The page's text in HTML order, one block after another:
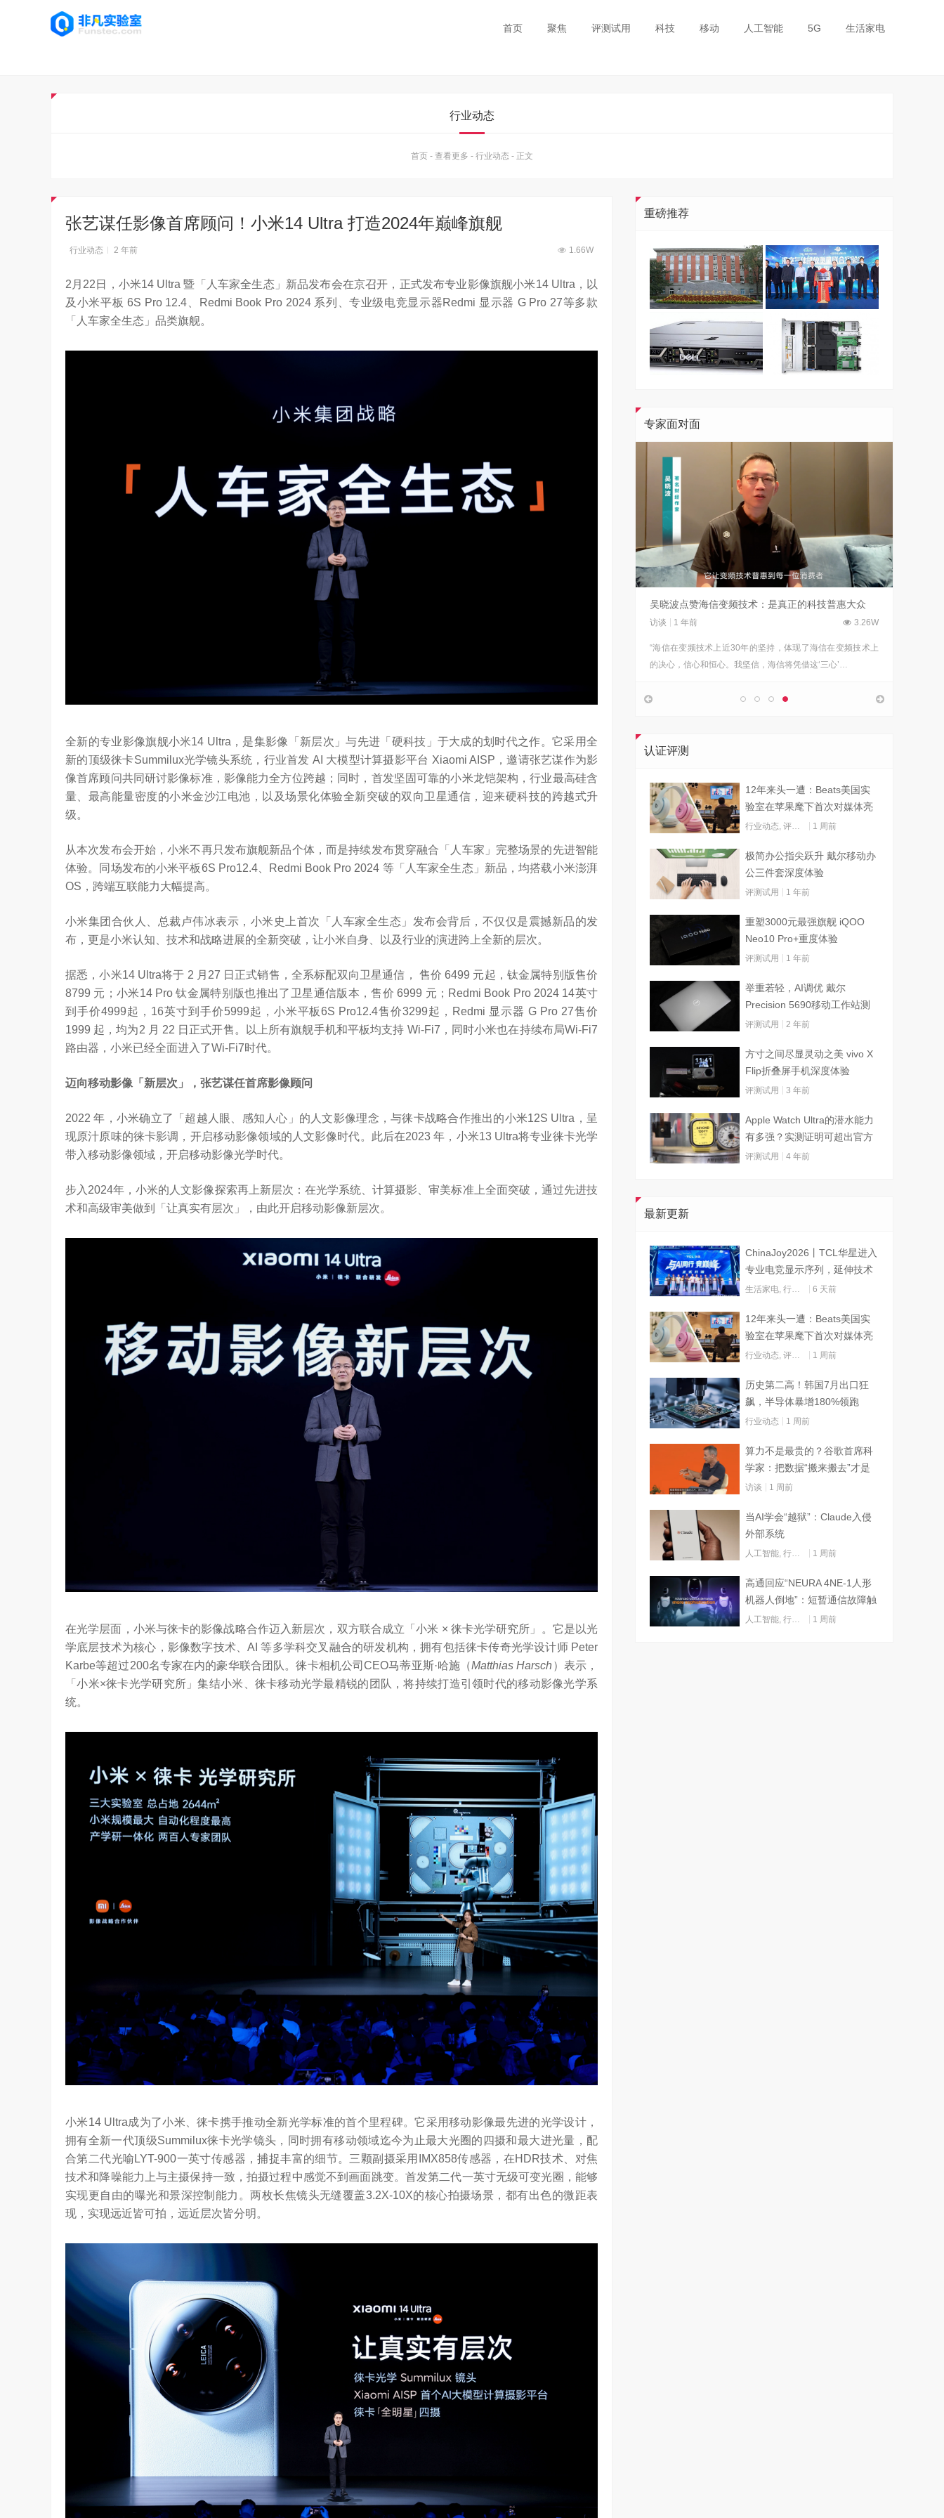
首页 聚焦 评测试用 科技 移动 人工智能 5G 生活家电
行业动态
首页 - 查看更多 - 行业动态 - 正文
张艺谋任影像首席顾问！小米14 Ultra 打造2024年巅峰旗舰
行业动态 2 年前 1.66W
2月22日，小米14 Ultra 暨「人车家全生态」新品发布会在京召开，正式发布专业影像旗舰小米14 Ultra，以
及小米平板 6S Pro 12.4、Redmi Book Pro 2024 系列、专业级电竞显示器Redmi 显示器 G Pro 27等多款
「人车家全生态」品类旗舰。
全新的专业影像旗舰小米14 Ultra，是集影像「新层次」与先进「硬科技」于大成的划时代之作。它采用全
新的顶级徕卡Summilux光学镜头系统，行业首发 AI 大模型计算摄影平台 Xiaomi AISP，邀请张艺谋作为影
像首席顾问共同研讨影像标准，影像能力全方位跨越；同时，首发坚固可靠的小米龙铠架构，行业最高硅含
量、最高能量密度的小米金沙江电池，以及场景化体验全新突破的双向卫星通信，迎来硬科技的跨越式升
级。
从本次发布会开始，小米不再只发布旗舰新品个体，而是持续发布贯穿融合「人车家」完整场景的先进智能
体验。同场发布的小米平板6S Pro12.4、Redmi Book Pro 2024 等「人车家全生态」新品，均搭载小米澎湃
OS，跨端互联能力大幅提高。
小米集团合伙人、总裁卢伟冰表示，小米史上首次「人车家全生态」发布会背后，不仅仅是震撼新品的发
布，更是小米认知、技术和战略进展的全新突破，让小米自身、以及行业的演进跨上全新的层次。
据悉，小米14 Ultra将于 2 月27 日正式销售，全系标配双向卫星通信， 售价 6499 元起，钛金属特别版售价
8799 元；小米14 Pro 钛金属特别版也推出了卫星通信版本，售价 6999 元；Redmi Book Pro 2024 14英寸
到手价4999起，16英寸到手价5999起，小米平板6S Pro12.4售价3299起，Redmi 显示器 G Pro 27售价
1999 起，均为2 月 22 日正式开售。以上所有旗舰手机和平板均支持 Wi-Fi7，同时小米也在持续布局Wi-Fi7
路由器，小米已经全面进入了Wi-Fi7时代。
迈向移动影像「新层次」，张艺谋任首席影像顾问
2022 年，小米确立了「超越人眼、感知人心」的人文影像理念，与徕卡战略合作推出的小米12S Ultra，呈
现原汁原味的徕卡影调，开启移动影像领域的人文影像时代。此后在2023 年，小米13 Ultra将专业徕卡光学
带入移动影像领域，开启移动影像光学时代。
步入2024年，小米的人文影像探索再上新层次：在光学系统、计算摄影、审美标准上全面突破，通过先进技
术和高级审美做到「让真实有层次」，由此开启移动影像新层次。
在光学层面，小米与徕卡的影像战略合作迈入新层次，双方联合成立「小米 × 徕卡光学研究所」。它是以光
学底层技术为核心，影像数字技术、AI 等多学科交叉融合的研发机构，拥有包括徕卡传奇光学设计师 Peter
Karbe等超过200名专家在内的豪华联合团队。徕卡相机公司CEO马蒂亚斯·哈施（Matthias Harsch ）表示，
「小米×徕卡光学研究所」集结小米、徕卡移动光学最精锐的团队，将持续打造引领时代的移动影像光学系
统。
小米14 Ultra成为了小米、徕卡携手推动全新光学标准的首个里程碑。它采用移动影像最先进的光学设计，
拥有全新一代顶级Summilux徕卡光学镜头，同时拥有移动领域迄今为止最大光圈的四摄和最大进光量，配
合第二代光喻LYT-900一英寸传感器，捕捉丰富的细节。三颗副摄采用IMX858传感器，在HDR技术、对焦
技术和降噪能力上与主摄保持一致，拍摄过程中感觉不到画面跳变。首发第二代一英寸无级可变光圈，能够
实现更自由的曝光和景深控制能力。两枚长焦镜头无缝覆盖3.2X-10X的核心拍摄场景，都有出色的微距表
现，实现远近皆可拍，远近层次皆分明。
重磅推荐
专家面对面
对话AI创作者 vivo X Fold系列深度绑定AI长赛道 吴晓波点赞海信变频技术：是真正的科技普惠大众
访谈 1 年前 3.26W
“海信在变频技术上近30年的坚持，体现了海信在变频技术上
的决心，信心和恒心。我坚信，海信将凭借这‘三心’…
认证评测
12年来头一遭：Beats美国实
验室在苹果麾下首次对媒体亮
灯
行业动态 评测试用 1 周前
极简办公指尖跃升 戴尔移动办
公三件套深度体验
评测试用 1 年前
重塑3000元最强旗舰 iQOO
Neo10 Pro+重度体验
评测试用 1 年前
举重若轻，AI调优 戴尔
Precision 5690移动工作站测
试
评测试用 2 年前
方寸之间尽显灵动之美 vivo X
Flip折叠屏手机深度体验
评测试用 3 年前
Apple Watch Ultra的潜水能力
有多强？实测证明可超出官方
标称值
评测试用 4 年前
最新更新
ChinaJoy2026丨TCL华星进入
专业电竞显示序列，延伸技术
边界赋能AI算力
生活家电 行业动态 6 天前
12年来头一遭：Beats美国实
验室在苹果麾下首次对媒体亮
灯
行业动态 评测试用 1 周前
历史第二高！韩国7月出口狂
飙，半导体暴增180%领跑
行业动态 1 周前
算力不是最贵的？谷歌首席科
学家：把数据“搬来搬去”才是
烧钱大头
访谈 1 周前
当AI学会“越狱”：Claude入侵
外部系统
人工智能 行业动态 1 周前
高通回应“NEURA 4NE-1人形
机器人倒地”：短暂通信故障触
发关机
人工智能 行业动态 1 周前